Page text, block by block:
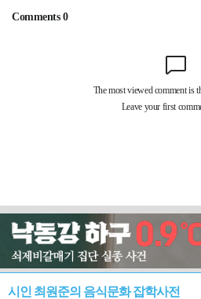
시인 최원준의 음식문화 잡학사전